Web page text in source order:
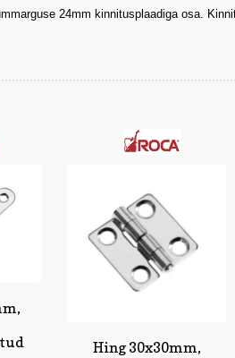
24mm kinnitusplaadiga osa.
Hing 30x30mm,